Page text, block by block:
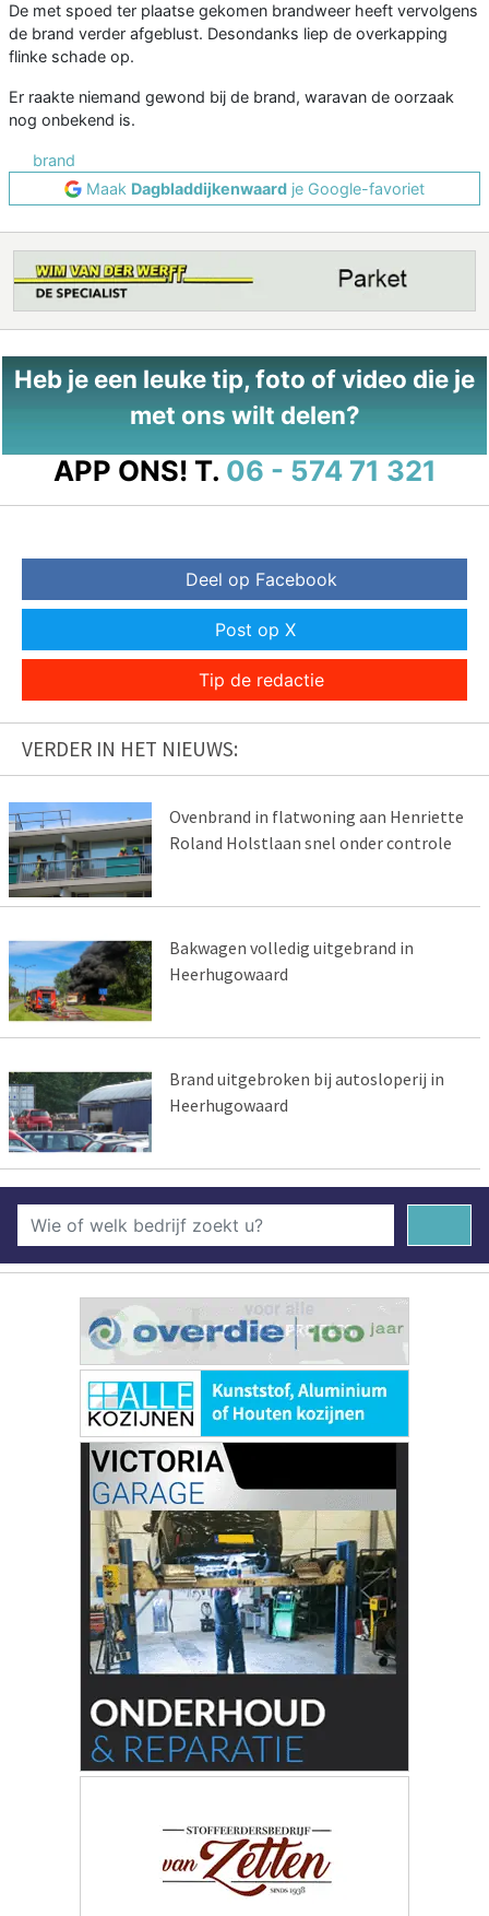
De met spoed ter plaatse gekomen brandweer heeft vervolgens
de brand verder afgeblust. Desondanks liep de overkapping
flinke schade op.
Er raakte niemand gewond bij de brand, waravan de oorzaak
nog onbekend is.
brand
Maak Dagbladdijkenwaard je Google-favoriet
Heb je een leuke tip, foto of video die je
met ons wilt delen?
APP ONS! T. 06 - 574 71 321
Deel op Facebook
Post op X
Tip de redactie
VERDER IN HET NIEUWS:
Ovenbrand in flatwoning aan Henriette
Roland Holstlaan snel onder controle
Bakwagen volledig uitgebrand in
Heerhugowaard
Brand uitgebroken bij autosloperij in
Heerhugowaard